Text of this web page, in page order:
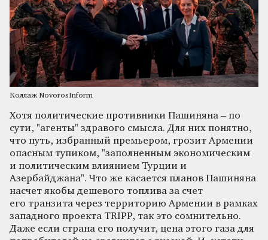
Коллаж NovorosInform
Хотя политические противники Пашиняна – по
сути, "агенты" здравого смысла. Для них понятно,
что путь, избранный премьером, грозит Армении
опасным тупиком, "заполненным экономическим
и политическим влиянием Турции и
Азербайджана". Что же касается планов Пашиняна
насчет якобы дешевого топлива за счет
его транзита через территорию Армении в рамках
западного проекта TRIPP, так это сомнительно.
Даже если страна его получит, цена этого газа для